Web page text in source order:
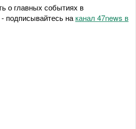
о главных событиях в
подписывайтесь на канал 47news в